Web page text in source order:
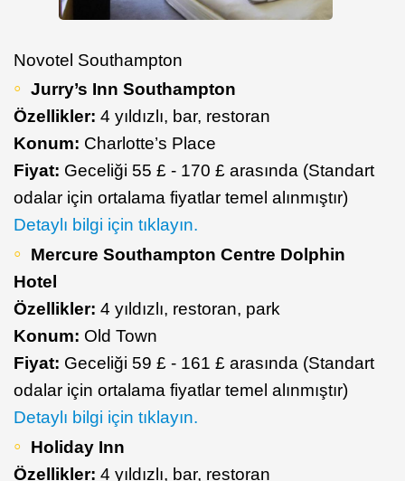
Novotel Southampton
Jurry’s Inn Southampton
Özellikler: 4 yıldızlı, bar, restoran
Konum: Charlotte’s Place
Fiyat: Geceliği 55 £ - 170 £ arasında (Standart
odalar için ortalama fiyatlar temel alınmıştır)
Detaylı bilgi için tıklayın.
Mercure Southampton Centre Dolphin
Hotel
Özellikler: 4 yıldızlı, restoran, park
Konum: Old Town
Fiyat: Geceliği 59 £ - 161 £ arasında (Standart
odalar için ortalama fiyatlar temel alınmıştır)
Detaylı bilgi için tıklayın.
Holiday Inn
Özellikler: 4 yıldızlı, bar, restoran